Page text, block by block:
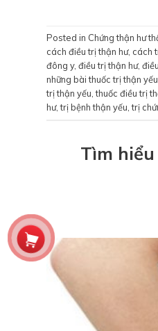
Posted in Chứng thận hư
cách điều trị thận hư, cách
đông y, điều trị thận hư,
những bài thuốc trị thận yếu
trị thận yếu,thuốc điều trị
hư,trị bệnh thận yếu,trị
Tìm